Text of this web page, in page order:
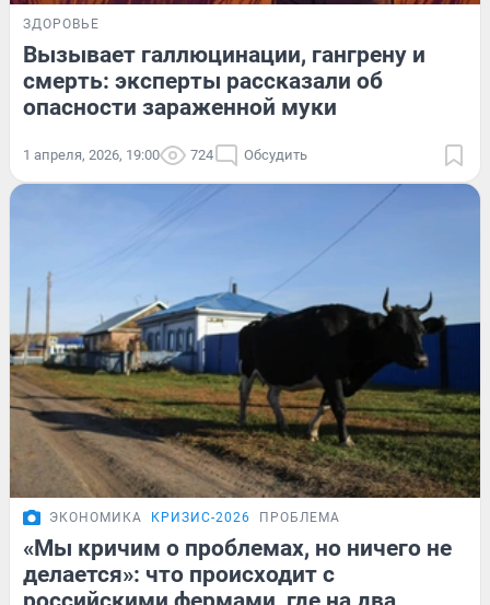
ЗДОРОВЬЕ
Вызывает галлюцинации, гангрену и
смерть: эксперты рассказали об
опасности зараженной муки
1 апреля, 2026, 19:00 724 Обсудить
ЭКОНОМИКА КРИЗИС-2026 ПРОБЛЕМА
«Мы кричим о проблемах, но ничего не
делается»: что происходит с